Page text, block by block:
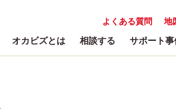
地
よくある質問
オカビズとは 相談する サポート事